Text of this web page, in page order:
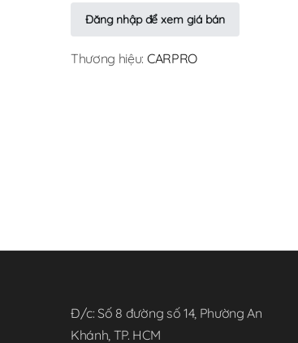
Đăng nhập để xem giá bán
Thương hiệu: CARPRO
Đ/c: Số 8 đường số 14, Phường An
Khánh, TP. HCM